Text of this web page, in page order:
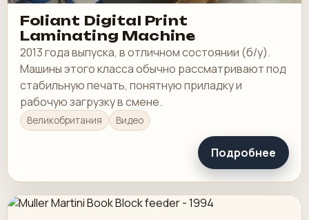
Foliant Digital Print
Laminating Machine
2013 года выпуска, в отличном состоянии (б/у).
Машины этого класса обычно рассматривают под
стабильную печать, понятную приладку и
рабочую загрузку в смене.
Великобритания Видео
Подробнее